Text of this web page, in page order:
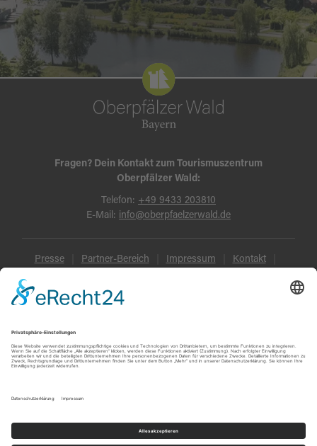
Fragen? Dein Kontakt zum Tourismuszentrum
Oberpfälzer Wald:
Telefon: +49 9433 203810
E-Mail: info@oberpfaelzerwald.de
Presse Partner-Bereich Impressum Kontakt
Datenschutz